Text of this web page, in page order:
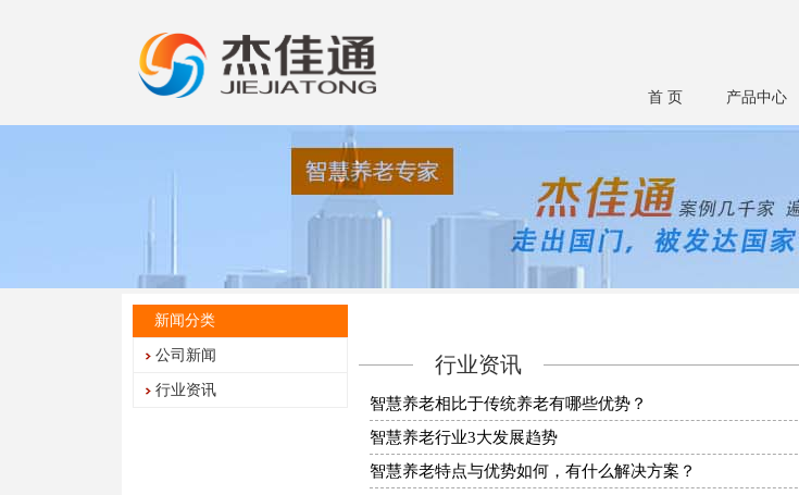
首 页 产品中心
新闻分类
公司新闻
行业资讯
行业资讯
智慧养老相比于传统养老有哪些优势？
智慧养老行业3大发展趋势
智慧养老特点与优势如何，有什么解决方案？